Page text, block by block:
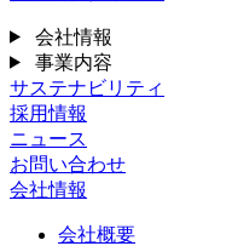
会社情報
事業内容
サステナビリティ
採用情報
ニュース
お問い合わせ
会社情報
会社概要